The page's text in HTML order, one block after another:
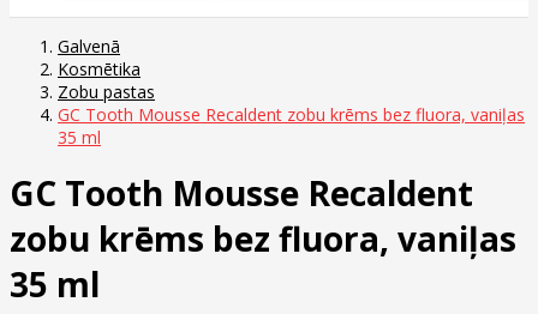
Galvenā
Kosmētika
Zobu pastas
GC Tooth Mousse Recaldent zobu krēms bez fluora, vaniļas
35 ml
GC Tooth Mousse Recaldent
zobu krēms bez fluora, vaniļas
35 ml